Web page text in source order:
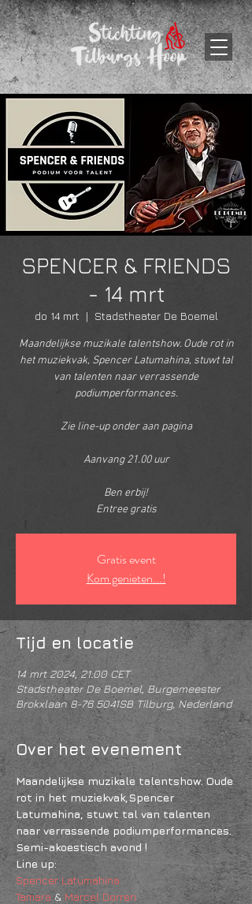
SPENCER & FRIENDS
- 14 mrt
do 14 mrt
  |
Stadstheater De Boemel
Maandelijkse muzikale talentshow. Oude rot in
het muziekvak, Spencer Latumahina, stuwt tal
van talenten naar verrassende
podiumperformances.
Zie line-up onder aan pagina
Aanvang 21.00 uur
Ben erbij!
Entree gratis
Gratis event
Kom genieten...!
Tijd en locatie
14 mrt 2024, 21:00 CET
Stadstheater De Boemel, Burgemeester
Brokxlaan 8-76 5041SB Tilburg, Nederland
Over het evenement
Maandelijkse muzikale talentshow. Oude
rot in het muziekvak,Spencer
Latumahina, stuwt tal van talenten
naar verrassende podiumperformances.
Semi-akoestisch avond !
Line up:
Spencer Latumahina
Tamara & Marcel Dorren